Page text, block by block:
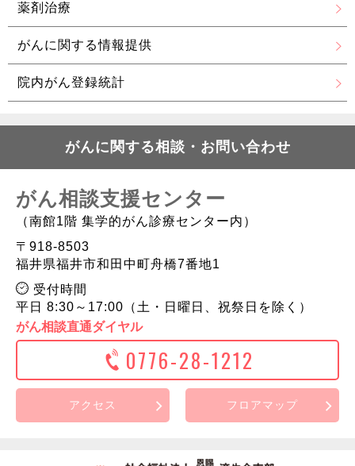
薬剤治療
がんに関する情報提供
院内がん登録統計
がんに関する相談・お問い合わせ
がん相談支援センター
（南館1階 集学的がん診療センター内）
〒918-8503
福井県福井市和田中町舟橋7番地1
受付時間
平日 8:30～17:00（土・日曜日、祝祭日を除く）
がん相談直通ダイヤル
0776-28-1212
アクセス フロアマップ